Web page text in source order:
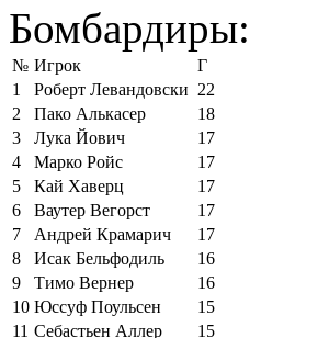
Бомбардиры:
№ Игрок
Г
1
Роберт Левандовски 22
2
Пако Алькасер
18
3
Лука Йович
17
4
Марко Ройс
17
5
Кай Хаверц
17
6
Ваутер Вегорст
17
7
Андрей Крамарич
17
8
Исак Бельфодиль
16
9
Тимо Вернер
16
10 Юссуф Поульсен
15
11 Себастьен Аллер
15